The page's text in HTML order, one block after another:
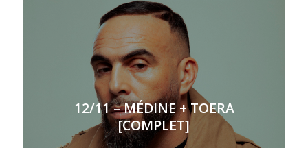
12/11 – MÉDINE + TOERA
[COMPLET]